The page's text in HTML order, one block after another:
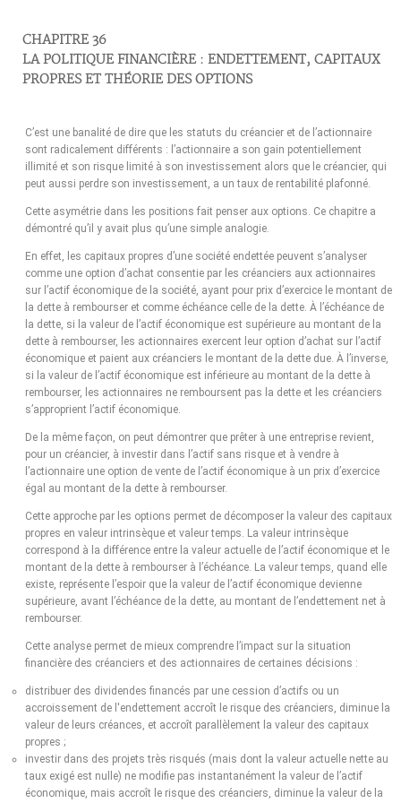
CHAPITRE 36
LA POLITIQUE FINANCIÈRE : ENDETTEMENT, CAPITAUX
PROPRES ET THÉORIE DES OPTIONS
C’est une banalité de dire que les statuts du créancier et de l’actionnaire
sont radicalement différents : l’actionnaire a son gain potentiellement
illimité et son risque limité à son investissement alors que le créancier, qui
peut aussi perdre son investissement, a un taux de rentabilité plafonné.
Cette asymétrie dans les positions fait penser aux options. Ce chapitre a
démontré qu’il y avait plus qu’une simple analogie.
En effet, les capitaux propres d’une société endettée peuvent s’analyser
comme une option d’achat consentie par les créanciers aux actionnaires
sur l’actif économique de la société, ayant pour prix d’exercice le montant de
la dette à rembourser et comme échéance celle de la dette. À l’échéance de
la dette, si la valeur de l’actif économique est supérieure au montant de la
dette à rembourser, les actionnaires exercent leur option d’achat sur l’actif
économique et paient aux créanciers le montant de la dette due. À l’inverse,
si la valeur de l’actif économique est inférieure au montant de la dette à
rembourser, les actionnaires ne remboursent pas la dette et les créanciers
s’approprient l’actif économique.
De la même façon, on peut démontrer que prêter à une entreprise revient,
pour un créancier, à investir dans l’actif sans risque et à vendre à
l’actionnaire une option de vente de l’actif économique à un prix d’exercice
égal au montant de la dette à rembourser.
Cette approche par les options permet de décomposer la valeur des capitaux
propres en valeur intrinsèque et valeur temps. La valeur intrinsèque
correspond à la différence entre la valeur actuelle de l’actif économique et le
montant de la dette à rembourser à l’échéance. La valeur temps, quand elle
existe, représente l’espoir que la valeur de l’actif économique devienne
supérieure, avant l’échéance de la dette, au montant de l’endettement net à
rembourser.
Cette analyse permet de mieux comprendre l’impact sur la situation
financière des créanciers et des actionnaires de certaines décisions :
distribuer des dividendes financés par une cession d’actifs ou un
accroissement de l'endettement accroît le risque des créanciers, diminue la
valeur de leurs créances, et accroît parallèlement la valeur des capitaux
propres ;
investir dans des projets très risqués (mais dont la valeur actuelle nette au
taux exigé est nulle) ne modifie pas instantanément la valeur de l’actif
économique, mais accroît le risque des créanciers, diminue la valeur de la